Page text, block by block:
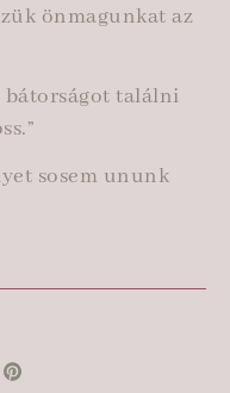
önmagunkat az
bátorságot találni
sosem ununk